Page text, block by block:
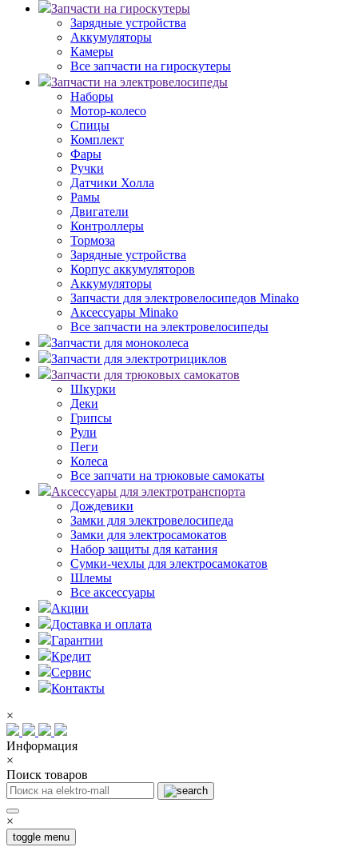
Запчасти на гироскутеры
Зарядные устройства
Аккумуляторы
Камеры
Все запчасти на гироскутеры
Запчасти на электровелосипеды
Наборы
Мотор-колесо
Спицы
Комплект
Фары
Ручки
Датчики Холла
Рамы
Двигатели
Контроллеры
Тормоза
Зарядные устройства
Корпус аккумуляторов
Аккумуляторы
Запчасти для электровелосипедов Minako
Аксессуары Minako
Все запчасти на электровелосипеды
Запчасти для моноколеса
Запчасти для электротрициклов
Запчасти для трюковых самокатов
Шкурки
Деки
Грипсы
Рули
Пеги
Колеса
Все запчати на трюковые самокаты
Аксессуары для электротранспорта
Дождевики
Замки для электровелосипеда
Замки для электросамокатов
Набор защиты для катания
Сумки-чехлы для электросамокатов
Шлемы
Все аксессуары
Акции
Доставка и оплата
Гарантии
Кредит
Сервис
Контакты
×
Информация
×
Поиск товаров
×
toggle menu